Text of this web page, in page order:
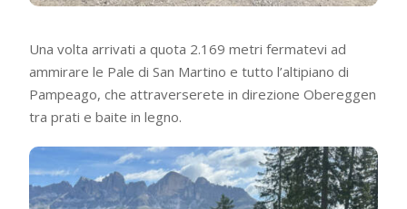
Una volta arrivati a quota 2.169 metri fermatevi ad
ammirare le Pale di San Martino e tutto l’altipiano di
Pampeago, che attraverserete in direzione Obereggen
tra prati e baite in legno.